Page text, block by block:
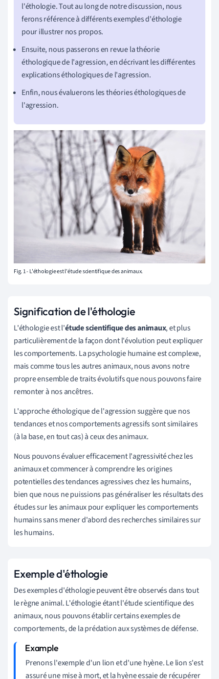
l'éthologie. Tout au long de notre discussion, nous
ferons référence à différents exemples d'éthologie
pour illustrer nos propos.
Ensuite, nous passerons en revue la théorie
éthologique de l'agression, en décrivant les différentes
explications éthologiques de l'agression.
Enfin, nous évaluerons les théories éthologiques de
l'agression.
Fig. 1 - L'éthologie est l'étude scientifique des animaux.
Signification de l'éthologie
L'éthologie est l'étude scientifique des animaux, et plus
particulièrement de la façon dont l'évolution peut expliquer
les comportements. La psychologie humaine est complexe,
mais comme tous les autres animaux, nous avons notre
propre ensemble de traits évolutifs que nous pouvons faire
remonter à nos ancêtres.
L'approche éthologique de l'agression suggère que nos
tendances et nos comportements agressifs sont similaires
(à la base, en tout cas) à ceux des animaux.
Nous pouvons évaluer efficacement l'agressivité chez les
animaux et commencer à comprendre les origines
potentielles des tendances agressives chez les humains,
bien que nous ne puissions pas généraliser les résultats des
études sur les animaux pour expliquer les comportements
humains sans mener d'abord des recherches similaires sur
les humains.
Exemple d'éthologie
Des exemples d'éthologie peuvent être observés dans tout
le règne animal. L'éthologie étant l'étude scientifique des
animaux, nous pouvons établir certains exemples de
comportements, de la prédation aux systèmes de défense.
Prenons l'exemple d'un lion et d'une hyène. Le lion s'est
assuré une mise à mort, et la hyène essaie de récupérer